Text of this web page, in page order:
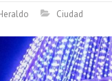
Ciudad